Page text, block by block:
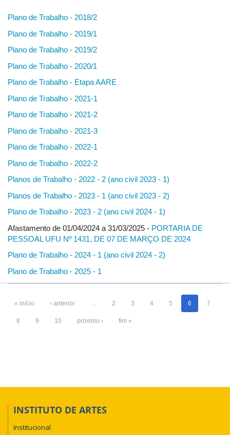
Plano de Trabalho - 2018/2
Plano de Trabalho - 2019/1
Plano de Trabalho - 2019/2
Plano de Trabalho - 2020/1
Plano de Trabalho - Etapa AARE
Plano de Trabalho - 2021-1
Plano de Trabalho - 2021-2
Plano de Trabalho - 2021-3
Plano de Trabalho - 2022-1
Plano de Trabalho - 2022-2
Planos de Trabalho - 2022 - 2 (ano civil 2023 - 1)
Planos de Trabalho - 2023 - 1 (ano civil 2023 - 2)
Plano de Trabalho - 2023 - 2 (ano civil 2024 - 1)
Afastamento de 01/04/2024 a 31/03/2025 - PORTARIA DE
PESSOAL UFU Nº 1431, DE 07 DE MARÇO DE 2024
Plano de Trabalho - 2024 - 1 (ano civil 2024 - 2)
Plano de Trabalho - 2025 - 1
« início ‹ anterior 2 3 4 5 6 7
8 9 10 próximo › fim »
INSTITUTO DE ARTES
Institucional